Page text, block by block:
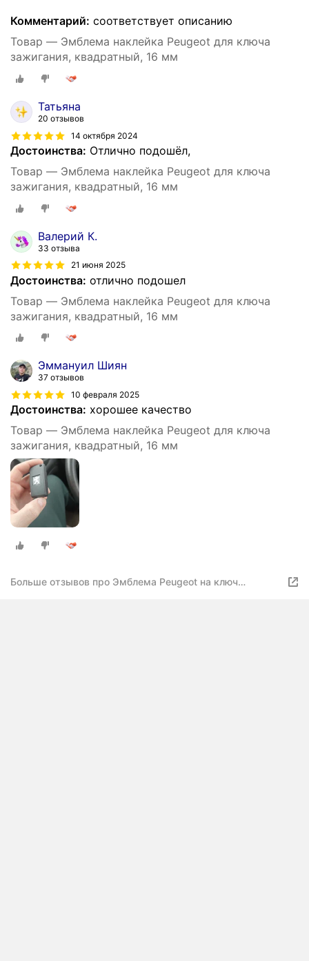
Комментарий: соответствует описанию
Товар — Эмблема наклейка Peugeot для ключа
зажигания, квадратный, 16 мм
Татьяна
20 отзывов
14 октября 2024
Достоинства: Отлично подошёл,
Товар — Эмблема наклейка Peugeot для ключа
зажигания, квадратный, 16 мм
Валерий К.
33 отзыва
21 июня 2025
Достоинства: отлично подошел
Товар — Эмблема наклейка Peugeot для ключа
зажигания, квадратный, 16 мм
Эммануил Шиян
37 отзывов
10 февраля 2025
Достоинства: хорошее качество
Товар — Эмблема наклейка Peugeot для ключа
зажигания, квадратный, 16 мм
Больше отзывов про Эмблема Peugeot на ключ